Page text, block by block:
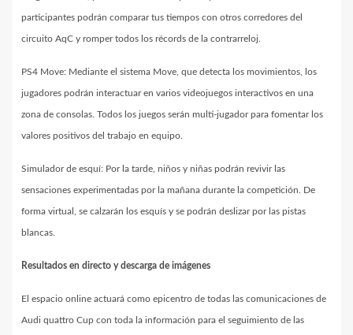
participantes podrán comparar tus tiempos con otros corredores del
circuito AqC y romper todos los récords de la contrarreloj.
PS4 Move: Mediante el sistema Move, que detecta los movimientos, los
jugadores podrán interactuar en varios videojuegos interactivos en una
zona de consolas. Todos los juegos serán multi-jugador para fomentar los
valores positivos del trabajo en equipo.
Simulador de esquí: Por la tarde, niños y niñas podrán revivir las
sensaciones experimentadas por la mañana durante la competición. De
forma virtual, se calzarán los esquís y se podrán deslizar por las pistas
blancas.
Resultados en directo y descarga de imágenes
El espacio online actuará como epicentro de todas las comunicaciones de
Audi quattro Cup con toda la información para el seguimiento de las